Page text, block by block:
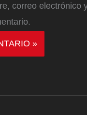
correo electrónico